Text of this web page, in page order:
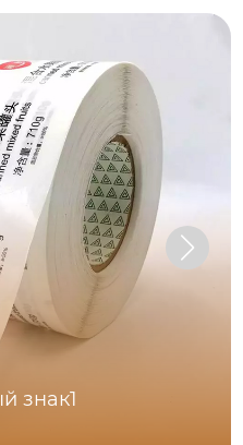
знак1